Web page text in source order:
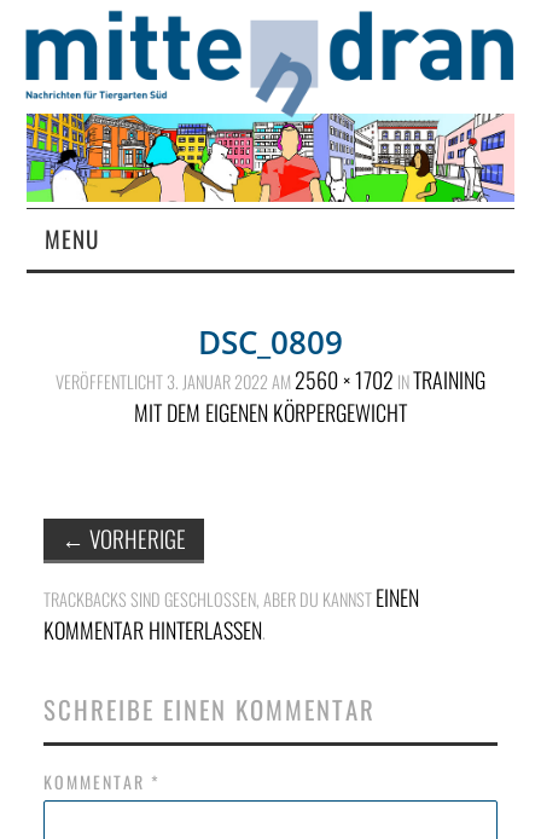
MENU
ÜBER UNS
NETZWERK
SPONSORING
DSC_0809
VERÖFFENTLICHT3. JANUAR 2022AM2560 × 1702 INTRAINING
MIT DEM EIGENEN KÖRPERGEWICHT
← VORHERIGE
TRACKBACKS SIND GESCHLOSSEN, ABER DU KANNSTEINEN
KOMMENTAR HINTERLASSEN.
SCHREIBE EINEN KOMMENTAR
KOMMENTAR *